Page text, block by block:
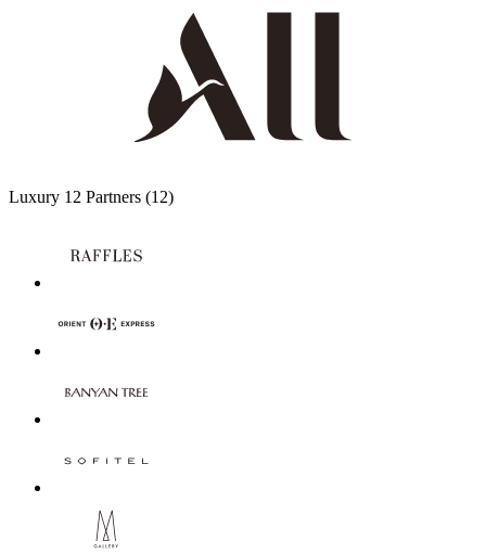
Luxury 12 Partners (12)